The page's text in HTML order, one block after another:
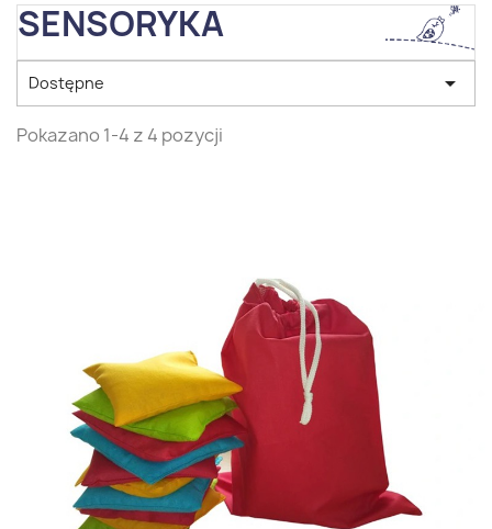
SENSORYKA
Dostępne 
Pokazano 1-4 z 4 pozycji